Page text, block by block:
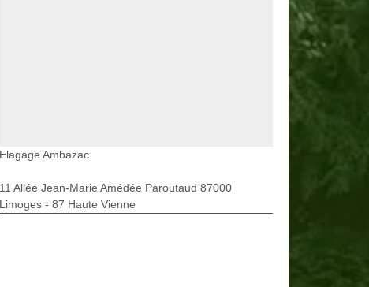
Elagage Ambazac
11 Allée Jean-Marie Amédée Paroutaud 87000
Limoges - 87 Haute Vienne